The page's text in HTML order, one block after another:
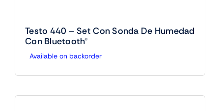
Testo 440 – Set Con Sonda De Humedad
Con Bluetooth®
Available on backorder